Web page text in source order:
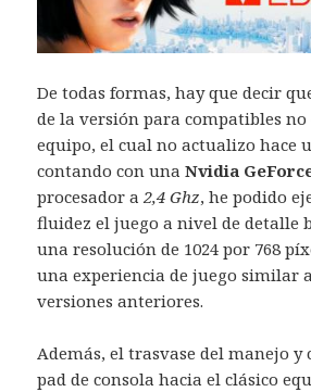
De todas formas, hay que decir
de la versión para compatibles
equipo, el cual no actualizo hace
contando con unaNvidia
procesador a2,4 Ghz, he podido
fluidez el juego a nivel de detalle
una resolución de 1024 por 768
una experiencia de juego similar
versiones anteriores.
Además, el trasvase del manejo y
pad de consola hacia el clásico